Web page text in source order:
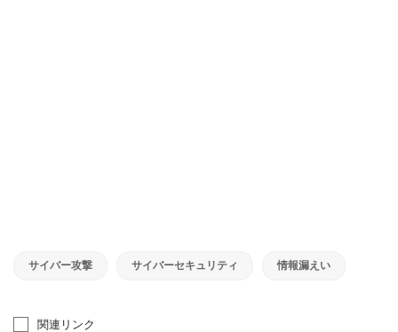
サイバー攻撃 サイバーセキュリティ 情報漏えい
関連リンク